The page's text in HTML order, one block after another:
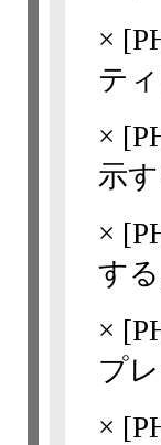
× [
テ
× [
示
× [
す
× [
プ
× [